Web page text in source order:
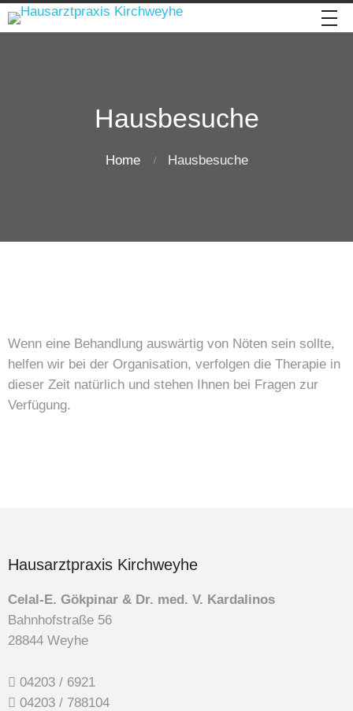
Hausbesuche
Home Hausbesuche
Wenn eine Behandlung auswärtig von Nöten sein sollte,
helfen wir bei der Organisation, verfolgen die Therapie in
dieser Zeit natürlich und stehen Ihnen bei Fragen zur
Verfügung.
Hausarztpraxis Kirchweyhe
Celal-E. Gökpinar & Dr. med. V. Kardalinos
Bahnhofstraße 56
28844 Weyhe
04203 / 6921
04203 / 788104